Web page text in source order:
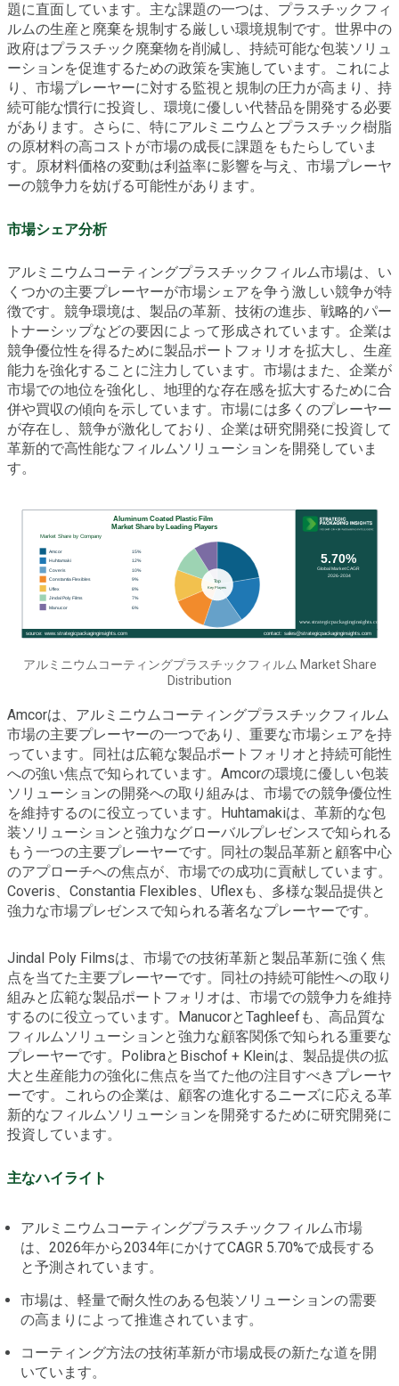
題に直面しています。主な課題の一つは、プラスチックフィ
ルムの生産と廃棄を規制する厳しい環境規制です。世界中の
政府はプラスチック廃棄物を削減し、持続可能な包装ソリュ
ーションを促進するための政策を実施しています。これによ
り、市場プレーヤーに対する監視と規制の圧力が高まり、持
続可能な慣行に投資し、環境に優しい代替品を開発する必要
があります。さらに、特にアルミニウムとプラスチック樹脂
の原材料の高コストが市場の成長に課題をもたらしていま
す。原材料価格の変動は利益率に影響を与え、市場プレーヤ
ーの競争力を妨げる可能性があります。
市場シェア分析
アルミニウムコーティングプラスチックフィルム市場は、い
くつかの主要プレーヤーが市場シェアを争う激しい競争が特
徴です。競争環境は、製品の革新、技術の進歩、戦略的パー
トナーシップなどの要因によって形成されています。企業は
競争優位性を得るために製品ポートフォリオを拡大し、生産
能力を強化することに注力しています。市場はまた、企業が
市場での地位を強化し、地理的な存在感を拡大するために合
併や買収の傾向を示しています。市場には多くのプレーヤー
が存在し、競争が激化しており、企業は研究開発に投資して
革新的で高性能なフィルムソリューションを開発していま
す。
アルミニウムコーティングプラスチックフィルム Market Share
Distribution
Amcorは、アルミニウムコーティングプラスチックフィルム
市場の主要プレーヤーの一つであり、重要な市場シェアを持
っています。同社は広範な製品ポートフォリオと持続可能性
への強い焦点で知られています。Amcorの環境に優しい包装
ソリューションの開発への取り組みは、市場での競争優位性
を維持するのに役立っています。Huhtamakiは、革新的な包
装ソリューションと強力なグローバルプレゼンスで知られる
もう一つの主要プレーヤーです。同社の製品革新と顧客中心
のアプローチへの焦点が、市場での成功に貢献しています。
Coveris、Constantia Flexibles、Uflexも、多様な製品提供と
強力な市場プレゼンスで知られる著名なプレーヤーです。
Jindal Poly Filmsは、市場での技術革新と製品革新に強く焦
点を当てた主要プレーヤーです。同社の持続可能性への取り
組みと広範な製品ポートフォリオは、市場での競争力を維持
するのに役立っています。ManucorとTaghleefも、高品質な
フィルムソリューションと強力な顧客関係で知られる重要な
プレーヤーです。PolibraとBischof + Kleinは、製品提供の拡
大と生産能力の強化に焦点を当てた他の注目すべきプレーヤ
ーです。これらの企業は、顧客の進化するニーズに応える革
新的なフィルムソリューションを開発するために研究開発に
投資しています。
主なハイライト
アルミニウムコーティングプラスチックフィルム市場
は、2026年から2034年にかけてCAGR 5.70%で成長する
と予測されています。
市場は、軽量で耐久性のある包装ソリューションの需要
の高まりによって推進されています。
コーティング方法の技術革新が市場成長の新たな道を開
いています。